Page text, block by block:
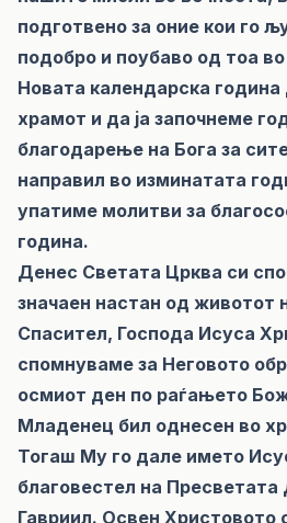
подготвено за оние кои го
подобро и поубаво од тоа
Новата календарска
храмот и да ја започнеме
благодарење на Бога за
направил во изминатата
упатиме молитви за
година.
Денес Светата Црква си
значаен настан од животот
Спасител, Господа Исуса
спомнуваме за Неговото
осмиот ден по раѓањето
Младенец бил однесен во
Тогаш Му го дале името
благовестел на Пресветата
Гавриил. Освен Христовото